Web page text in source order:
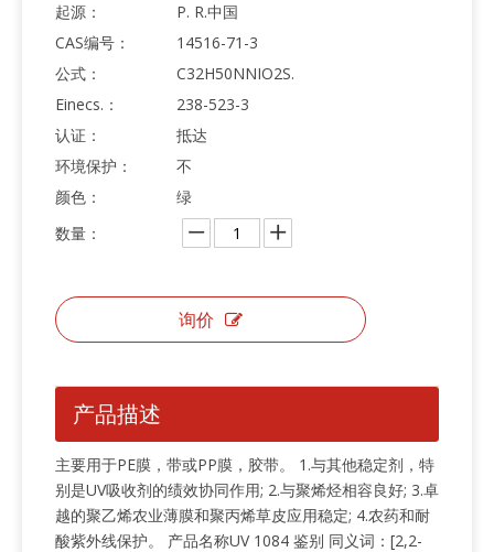
起源：
P. R.中国
CAS编号：
14516-71-3
公式：
C32H50NNIO2S.
Einecs.：
238-523-3
认证：
抵达
环境保护：
不
颜色：
绿
数量：
询价
产品描述
主要用于PE膜，带或PP膜，胶带。 1.与其他稳定剂，特
别是UV吸收剂的绩效协同作用; 2.与聚烯烃相容良好; 3.卓
越的聚乙烯农业薄膜和聚丙烯草皮应用稳定; 4.农药和耐
酸紫外线保护。 产品名称UV 1084 鉴别 同义词：[2,2-